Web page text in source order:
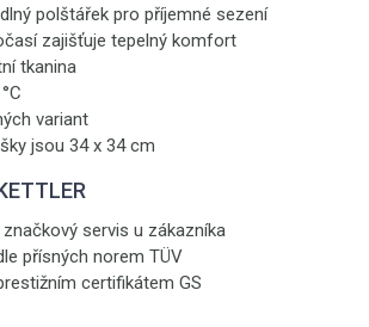
polštářek pro příjemné sezení
zajišťuje tepelný komfort
tkanina
variant
jsou 34 x 34 cm
servis u zákazníka
přísných norem TÜV
certifikátem GS